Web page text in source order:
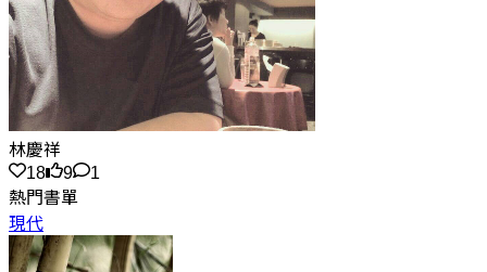
林慶祥
18
9
1
熱門書單
現代